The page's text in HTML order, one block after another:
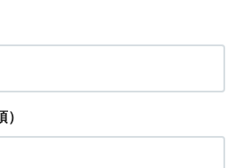
）